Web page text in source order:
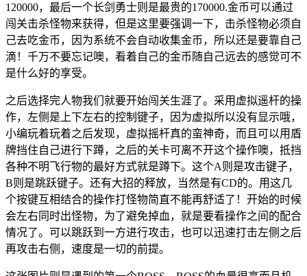
120000，最后一个长剑勇士则是最贵的170000.金币可以通过
闯关击杀怪物来获得，但是这里要强调一下，击杀怪物必须自
己去吃金币，因为系统不会自动收集金币，所以还是要靠自己
滴！千万不要忘记噢，看着自己的金币随自己远去的感觉可不
是什么好的享受。
之后选择完人物我们就要开始闯关生涯了。采用虚拟遥杆的操
作，左侧是上下左右的控制键子，因为虚拟所以没有显示哦，
小编玩着玩着之后发现，虚拟摇杆真的蛮神奇，而且可以用盾
牌挡住自己进行下蹲，之后的关卡可离不开这个操作噢，抵挡
各种不明飞行物的最好方式就是蹲下。这个A则是攻击键子，
B则是跳跃键子。还有大招的释放，当然是有CD的。用这几
个按键互相结合的操作打怪物简直不能再舒适了！开始的时候
会左右同时出怪物，为了避免掉血，就是要看操作之间的配合
情况了。可以跳跃到一方进行攻击，也可以迅速打击左侧之后
再攻击右侧，速度是一切的前提。